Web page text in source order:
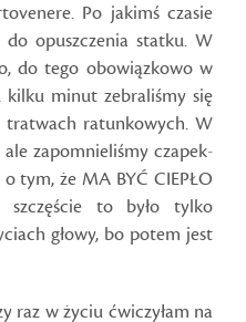
Po jakimś czasie
do opuszczenia statku. W
do tego obowiązkowo w
minut zebraliśmy się
tratwach ratunkowych. W
ale zapomnieliśmy czapek-
tym, że MA BYĆ CIEPŁO
to było tylko
głowy, bo potem jest
raz w życiu ćwiczyłam na